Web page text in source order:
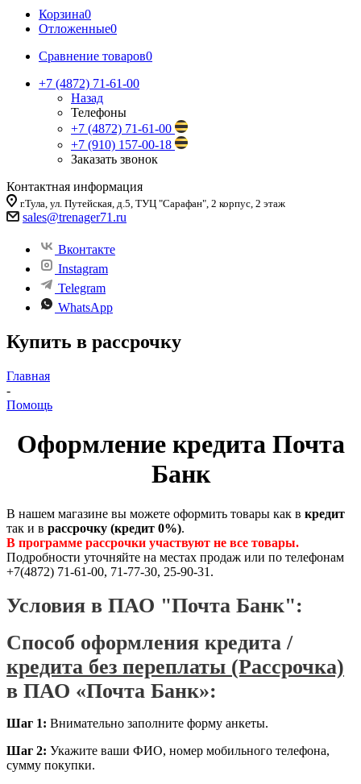
Корзина0
Отложенные0
Сравнение товаров0
+7 (4872) 71-61-00
Назад
Телефоны
+7 (4872) 71-61-00
+7 (910) 157-00-18
Заказать звонок
Контактная информация
г.Тула, ул. Путейская, д.5, ТУЦ "Сарафан", 2 корпус, 2 этаж
sales@trenager71.ru
Вконтакте
Instagram
Telegram
WhatsApp
Купить в рассрочку
Главная
-
Помощь
Оформление кредита Почта
Банк
В нашем магазине вы можете оформить товары как в кредит
так и в рассрочку (кредит 0%).
В программе рассрочки участвуют не все товары.
Подробности уточняйте на местах продаж или по телефонам
+7(4872) 71-61-00, 71-77-30, 25-90-31.
Условия в ПАО "Почта Банк":
Способ оформления кредита /
кредита без переплаты (Рассрочка)
в ПАО «Почта Банк»:
Шаг 1: Внимательно заполните форму анкеты.
Шаг 2: Укажите ваши ФИО, номер мобильного телефона,
сумму покупки.